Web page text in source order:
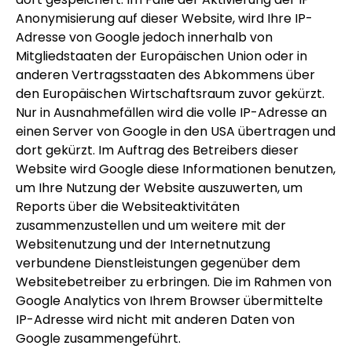
Anonymisierung auf dieser Website, wird Ihre IP-
Adresse von Google jedoch innerhalb von
Mitgliedstaaten der Europäischen Union oder in
anderen Vertragsstaaten des Abkommens über
den Europäischen Wirtschaftsraum zuvor gekürzt.
Nur in Ausnahmefällen wird die volle IP-Adresse an
einen Server von Google in den USA übertragen und
dort gekürzt. Im Auftrag des Betreibers dieser
Website wird Google diese Informationen benutzen,
um Ihre Nutzung der Website auszuwerten, um
Reports über die Websiteaktivitäten
zusammenzustellen und um weitere mit der
Websitenutzung und der Internetnutzung
verbundene Dienstleistungen gegenüber dem
Websitebetreiber zu erbringen. Die im Rahmen von
Google Analytics von Ihrem Browser übermittelte
IP-Adresse wird nicht mit anderen Daten von
Google zusammengeführt.